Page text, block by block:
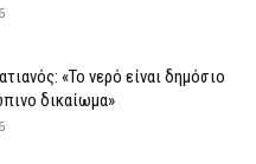
«Το νερό είναι δημόσιο
δικαίωμα»